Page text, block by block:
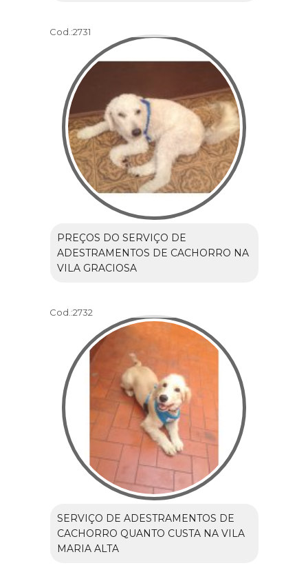
Cod.:2731
PREÇOS DO SERVIÇO DE
ADESTRAMENTOS DE CACHORRO NA
VILA GRACIOSA
Cod.:2732
SERVIÇO DE ADESTRAMENTOS DE
CACHORRO QUANTO CUSTA NA VILA
MARIA ALTA